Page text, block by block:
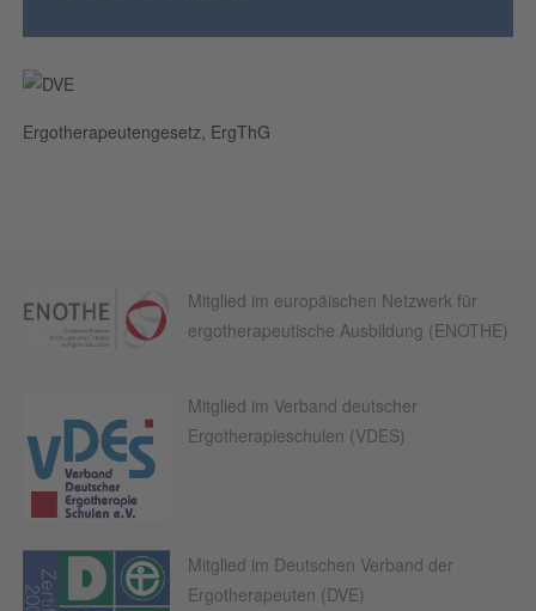
Ergotherapeutengesetz, ErgThG
Mitglied im europäischen Netzwerk für
ergotherapeutische Ausbildung (ENOTHE)
Mitglied im Verband deutscher
Ergotherapieschulen (VDES)
Mitglied im Deutschen Verband der
Ergotherapeuten (DVE)